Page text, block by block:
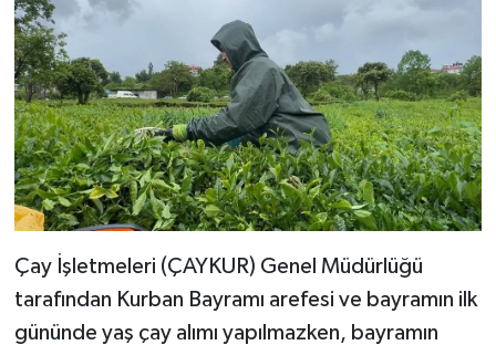
Çay İşletmeleri (ÇAYKUR) Genel Müdürlüğü
tarafından Kurban Bayramı arefesi ve bayramın ilk
gününde yaş çay alımı yapılmazken, bayramın
İNSAN
İş Dünyası
Jandarma
Kadın
KÜLTÜR SANAT
MAGAZİN